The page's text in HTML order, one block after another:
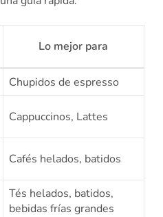
Lo mejor para
Chupidos de espresso
Cappuccinos, Lattes
Cafés helados, batidos
Tés helados, batidos,
bebidas frías grandes